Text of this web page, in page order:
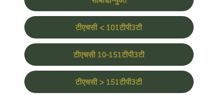
टीएचसी < 101टीपी3टी
टीएचसी 10-151टीपी3टी
टीएचसी > 151टीपी3टी